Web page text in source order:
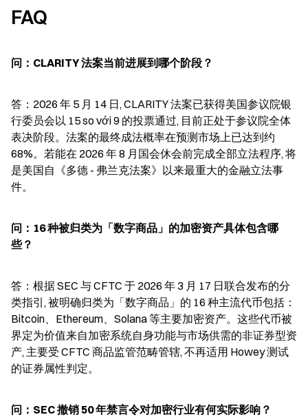
FAQ
问：CLARITY 法案当前进展到哪个阶段？
答：2026 年 5 月 14 日, CLARITY 法案已获得美国参议院银
行委员会以 15 so với 9 的投票通过, 目前正处于参议院全体
表决阶段。法案的最终成法概率在预测市场上已达到约
68%。若能在 2026 年 8 月国会休会前完成全部立法程序, 将
是美国自《多德 - 弗兰克法案》以来最重大的金融立法事
件。
问：16 种被归类为「数字商品」的加密资产具体包含哪
些？
答：根据 SEC 与 CFTC 于 2026 年 3 月 17 日联合发布的分
类指引, 被明确归类为「数字商品」的 16 种主流代币包括：
Bitcoin、Ethereum、Solana 等主要加密资产。这些代币被
界定为价值来自加密系统自身功能与市场供需的非证券型资
产, 主要受 CFTC 商品监管范畴管辖, 不再适用 Howey 测试
的证券属性判定。
问：SEC 撤销 50 年禁言令对加密行业有何实际影响？